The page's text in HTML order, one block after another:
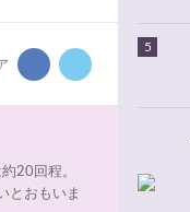
20回程。
とおもいま
5